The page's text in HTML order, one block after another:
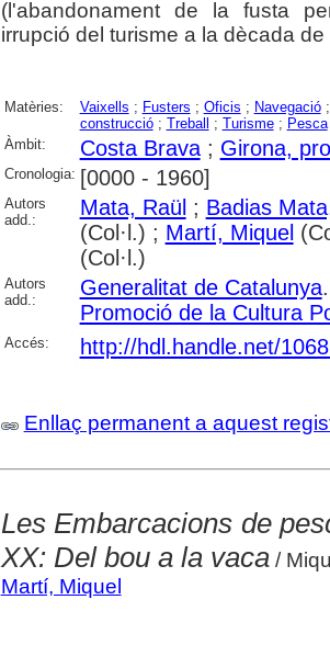
(l'abandonament de la fusta
irrupció del turisme a la dècada
Matèries: Vaixells ; Fusters ; Oficis ; Navegació
construcció; Treball ; Turisme; Pesca
Àmbit:
Costa Brava; Girona,
Cronologia: [0000 - 1960]
Autors
add.:
Mata, Raül; Badias
(Col·l.) ; Martí, Miquel
(Col·l.)
Autors
add.:
Generalitat de Catalunya
Promoció de la Cultura
Accés: http://hdl.handle.net/
Enllaç permanent a aquest
Les Embarcacions de
XX: Del bou a la vaca/
Martí, Miquel